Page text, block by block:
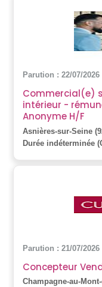
Parution : 22/07/2026
Commercial(e)
intérieur -
Anonyme H/F
Asnières-sur-Seine
Durée indéterminée
Parution : 21/07/2026
Concepteur
Champagne-au-